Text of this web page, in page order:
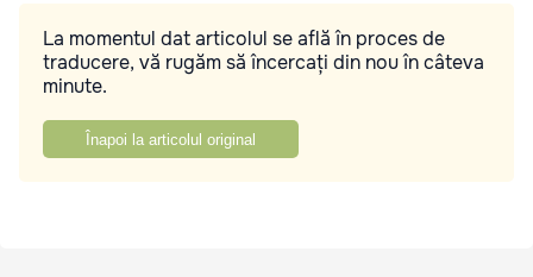
La momentul dat articolul se află în proces de
traducere, vă rugăm să încercați din nou în câteva
minute.
Înapoi la articolul original